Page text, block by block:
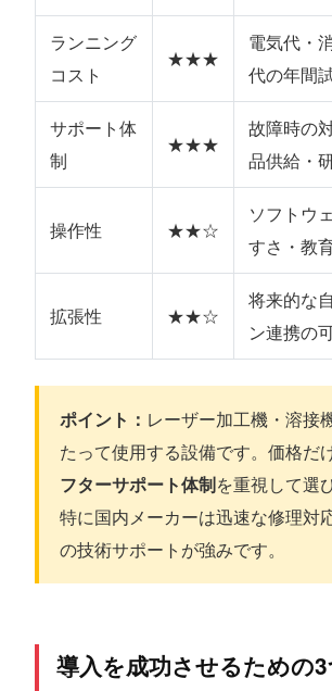
ランニング
コスト
★★★
電気代・
代の年間
サポート体
制
★★★
故障時の
品供給・
操作性 ★★☆
ソフトウ
すさ・教
拡張性 ★★☆
将来的な
ン連携の
ポイント： レーザー加工機・溶接
たって使用する設備です。価格だ
フターサポート体制を重視して選
特に国内メーカーは迅速な修理対
の技術サポートが強みです。
導入を成功させるための